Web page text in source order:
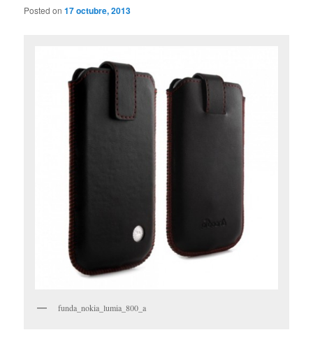
Posted on17 octubre, 2013
funda_nokia_lumia_800_a